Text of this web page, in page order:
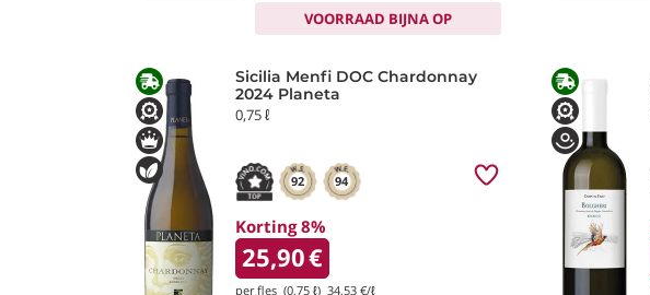
VOORRAAD BIJNA OP
Sicilia Menfi DOC Chardonnay
2024 Planeta
0,75 ℓ
92 94
Korting 8%
25,90€
per fles (0,75 ℓ) 34,53 €/ℓ